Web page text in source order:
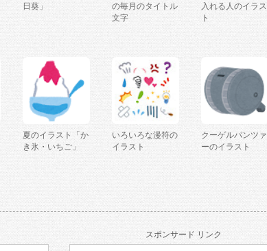
日葵」
の毎月のタイトル
文字
入れる人のイラス
ト
夏のイラスト「か
き氷・いちご」
いろいろな漫符の
イラスト
クーゲルパンツァ
ーのイラスト
スポンサード リンク